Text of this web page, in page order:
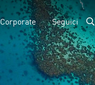
Corporate Seguici